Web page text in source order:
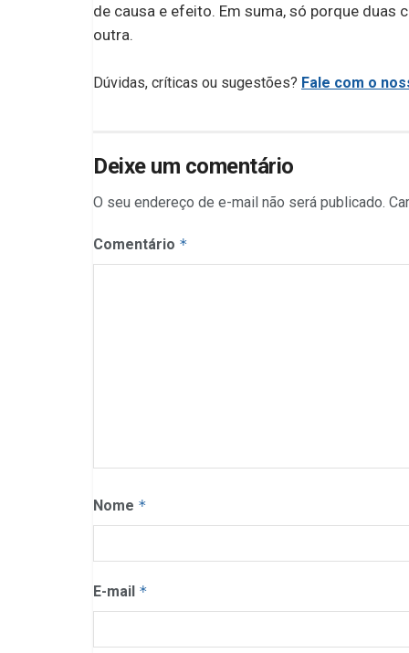
de causa e efeito. Em suma, só porque
outra.
Dúvidas, críticas ou sugestões? Fale com o
Deixe um comentário
O seu endereço de e-mail não será publicado.
Comentário *
Nome *
E-mail *